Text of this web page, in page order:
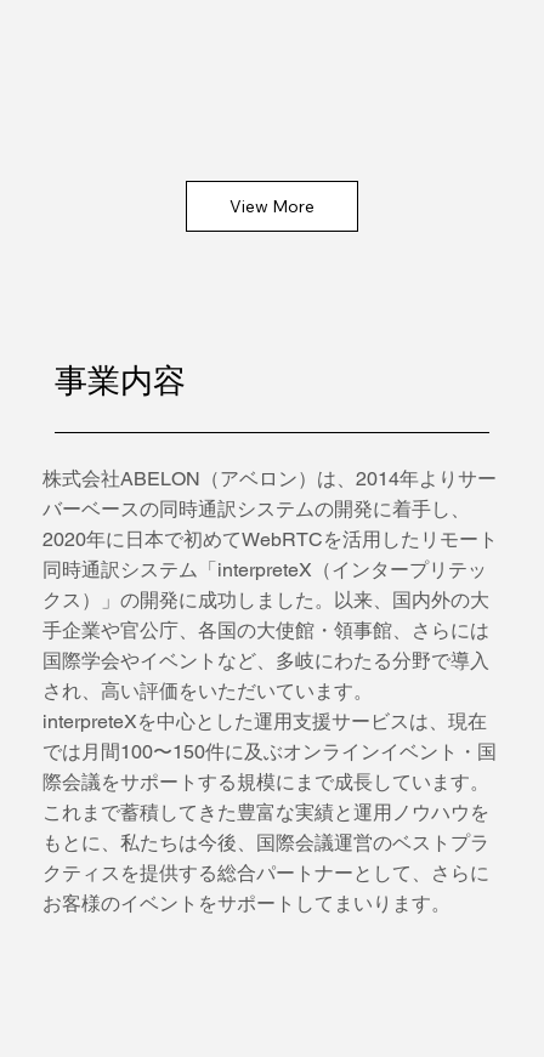
View More
事業内容
株式会社ABELON（アベロン）は、2014年よりサー
バーベースの同時通訳システムの開発に着手し、
2020年に日本で初めてWebRTCを活用したリモート
同時通訳システム「interpreteX（インタープリテッ
クス）」の開発に成功しました。以来、国内外の大
手企業や官公庁、各国の大使館・領事館、さらには
国際学会やイベントなど、多岐にわたる分野で導入
され、高い評価をいただいています。
interpreteXを中心とした運用支援サービスは、現在
では月間100〜150件に及ぶオンラインイベント・国
際会議をサポートする規模にまで成長しています。
これまで蓄積してきた豊富な実績と運用ノウハウを
もとに、私たちは今後、国際会議運営のベストプラ
クティスを提供する総合パートナーとして、さらに
お客様のイベントをサポートしてまいります。